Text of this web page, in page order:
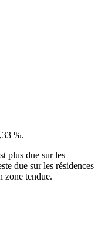
%.
plus due sur les
due sur les résidences
zone tendue.